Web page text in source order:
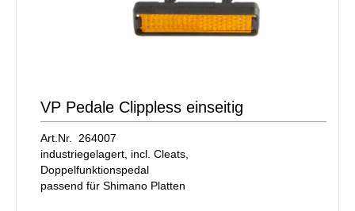
VP Pedale Clippless einseitig
Art.Nr. 264007
industriegelagert, incl. Cleats,
Doppelfunktionspedal
passend für Shimano Platten